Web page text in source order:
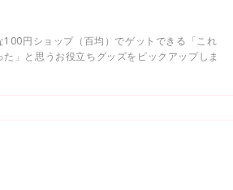
100円ショップ（百均）でゲットできる「これ
」と思うお役立ちグッズをピックアップしま